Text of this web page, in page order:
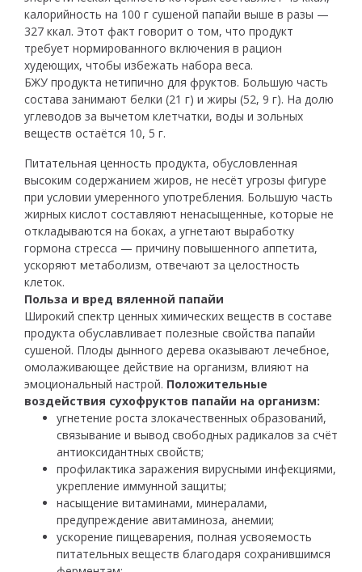
калорийность на 100 г сушеной папайи выше в разы —
327 ккал. Этот факт говорит о том, что продукт
требует нормированного включения в рацион
худеющих, чтобы избежать набора веса.
БЖУ продукта нетипично для фруктов. Большую часть
состава занимают белки (21 г) и жиры (52, 9 г). На долю
углеводов за вычетом клетчатки, воды и зольных
веществ остаётся 10, 5 г.
Питательная ценность продукта, обусловленная
высоким содержанием жиров, не несёт угрозы фигуре
при условии умеренного употребления. Большую часть
жирных кислот составляют ненасыщенные, которые не
откладываются на боках, а угнетают выработку
гормона стресса — причину повышенного аппетита,
ускоряют метаболизм, отвечают за целостность
клеток.
Польза и вред вяленной папайи
Широкий спектр ценных химических веществ в составе
продукта обуславливает полезные свойства папайи
сушеной. Плоды дынного дерева оказывают лечебное,
омолаживающее действие на организм, влияют на
эмоциональный настрой. Положительные
воздействия сухофруктов папайи на организм:
угнетение роста злокачественных образований,
связывание и вывод свободных радикалов за счёт
антиоксидантных свойств;
профилактика заражения вирусными инфекциями,
укрепление иммунной защиты;
насыщение витаминами, минералами,
предупреждение авитаминоза, анемии;
ускорение пищеварения, полная усвояемость
питательных веществ благодаря сохранившимся